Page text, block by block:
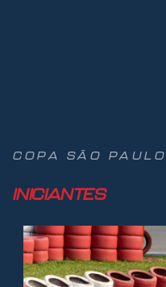
COPA SÃO
INICIANTES